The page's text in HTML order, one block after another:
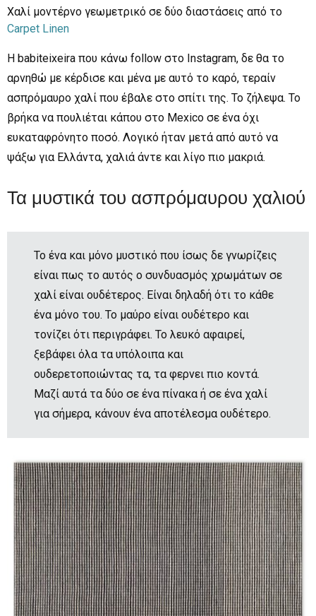
Xαλί μοντέρνο γεωμετρικό σε δύο διαστάσεις από το
Carpet Linen
Η babiteixeira που κάνω follow στο Instagram, δε θα το
αρνηθώ με κέρδισε και μένα με αυτό το καρό, τεραίν
ασπρόμαυρο χαλί που έβαλε στο σπίτι της. Το ζήλεψα. Το
βρήκα να πουλιέται κάπου στο Mexico σε ένα όχι
ευκαταφρόνητο ποσό. Λογικό ήταν μετά από αυτό να
ψάξω για Ελλάντα, χαλιά άντε και λίγο πιο μακριά.
Τα μυστικά του ασπρόμαυρου χαλιού
Το ένα και μόνο μυστικό που ίσως δε γνωρίζεις
είναι πως το αυτός ο συνδυασμός χρωμάτων σε
χαλί είναι ουδέτερος. Είναι δηλαδή ότι το κάθε
ένα μόνο του. Το μαύρο είναι ουδέτερο και
τονίζει ότι περιγράφει. Το λευκό αφαιρεί,
ξεβάφει όλα τα υπόλοιπα και
ουδερετοποιώντας τα, τα φερνει πιο κοντά.
Μαζί αυτά τα δύο σε ένα πίνακα ή σε ένα χαλί
για σήμερα, κάνουν ένα αποτέλεσμα ουδέτερο.